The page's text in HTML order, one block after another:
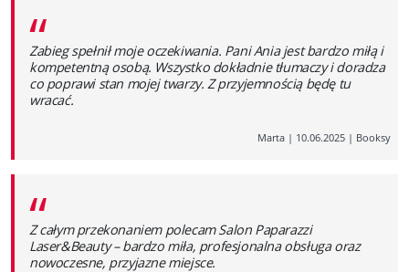
“
Zabieg spełnił moje oczekiwania. Pani Ania jest bardzo miłą i
kompetentną osobą. Wszystko dokładnie tłumaczy i doradza
co poprawi stan mojej twarzy. Z przyjemnością będę tu
wracać.
Marta | 10.06.2025 | Booksy
“
Z całym przekonaniem polecam Salon Paparazzi
Laser&Beauty – bardzo miła, profesjonalna obsługa oraz
nowoczesne, przyjazne miejsce.